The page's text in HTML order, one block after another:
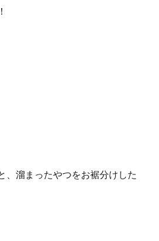
、溜まったやつをお裾分けした